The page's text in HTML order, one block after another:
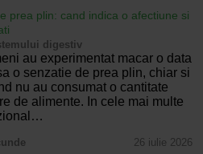
prea plin: cand indica o afectiune si
digestiv
au experimentat macar o data
o senzatie de prea plin, chiar si
nu au consumat o cantitate
de alimente. In cele mai multe
26 iulie 2026